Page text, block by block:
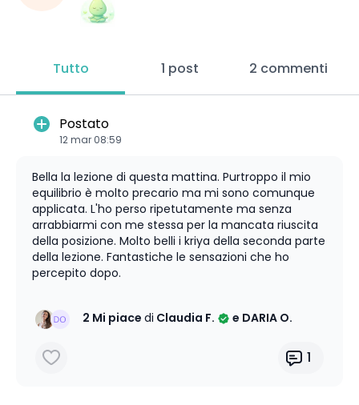
Tutto 1 post 2 commenti
Postato
12 mar 08:59
Bella la lezione di questa mattina. Purtroppo il mio
equilibrio è molto precario ma mi sono comunque
applicata. L'ho perso ripetutamente ma senza
arrabbiarmi con me stessa per la mancata riuscita
della posizione. Molto belli i kriya della seconda parte
della lezione. Fantastiche le sensazioni che ho
percepito dopo.
2 Mi piace di Claudia F. e DARIA O.
1